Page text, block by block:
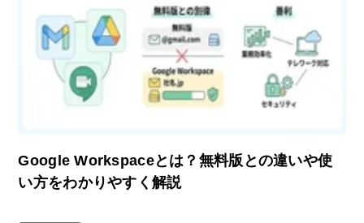
Google Workspaceとは？無料版との違いや使
い方をわかりやすく解説